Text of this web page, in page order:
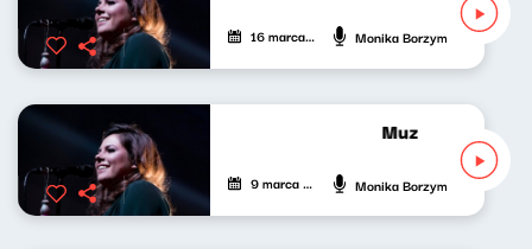
16 marca 2024 Monika Borzym
Muzyczny
9 marca 2024 Monika Borzym